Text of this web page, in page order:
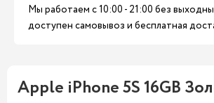
Мы работаем с 10:00 - 21:00 без
доступен самовывоз и бесплатная
Apple iPhone 5S 16GB